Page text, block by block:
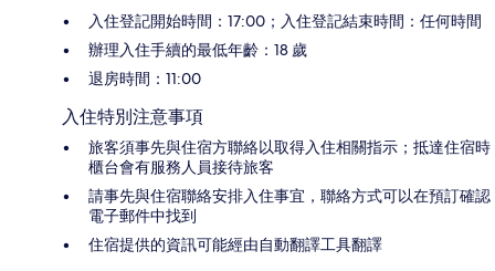
入住登記開始時間：17:00；入住登記結束時間：任何時間
辦理入住手續的最低年齡：18 歲
退房時間：11:00
入住特別注意事項
旅客須事先與住宿方聯絡以取得入住相關指示；抵達住宿時
櫃台會有服務人員接待旅客
請事先與住宿聯絡安排入住事宜，聯絡方式可以在預訂確認
電子郵件中找到
住宿提供的資訊可能經由自動翻譯工具翻譯